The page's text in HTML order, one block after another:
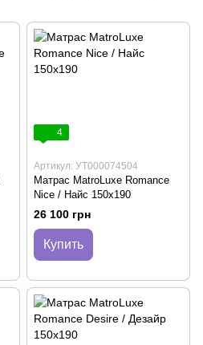
4
Артикул: УТ000074504
Матрас MatroLuxe Romance
Nice / Найс 150х190
26 100 грн
Купить